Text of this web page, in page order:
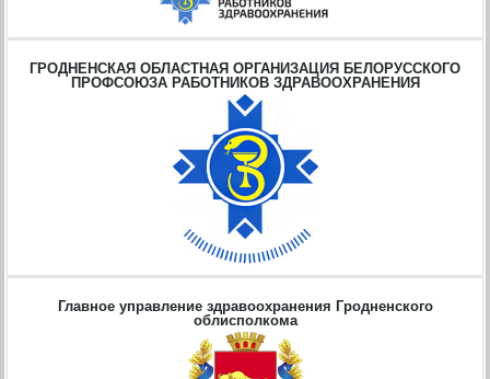
ГРОДНЕНСКАЯ ОБЛАСТНАЯ ОРГАНИЗАЦИЯ БЕЛОРУССКОГО
ПРОФСОЮЗА РАБОТНИКОВ ЗДРАВООХРАНЕНИЯ
Главное управление здравоохранения Гродненского
облисполкома